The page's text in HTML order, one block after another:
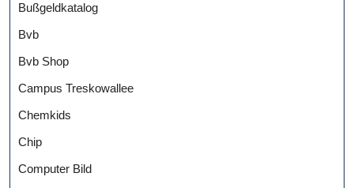
Bußgeldkatalog
Bvb
Bvb Shop
Campus Treskowallee
Chemkids
Chip
Computer Bild